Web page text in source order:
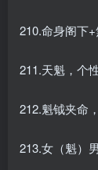
210.命身阁下+
211.天魁，个
212.魁钺夹命
213.女（魁）